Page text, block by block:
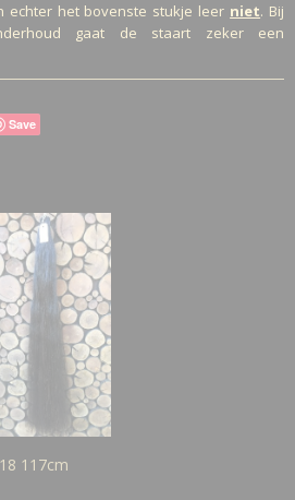
echter het bovenste stukje leer niet. Bij
gaat de staart zeker een
Save
117cm